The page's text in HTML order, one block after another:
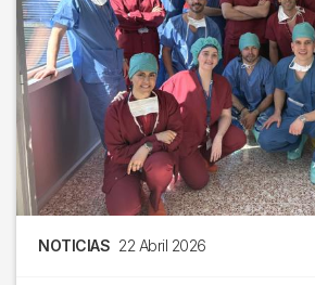
NOTICIAS 22 Abril 2026